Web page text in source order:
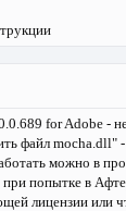
for Adobe - не
файл mocha.dll" -
можно в
попытке в
лицензии или